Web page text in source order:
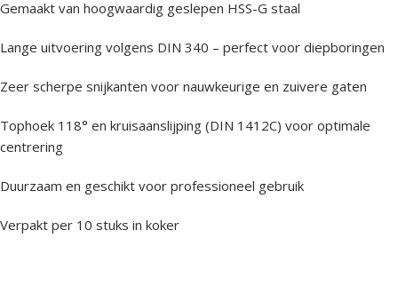
Gemaakt van hoogwaardig geslepen HSS-G staal
Lange uitvoering volgens DIN 340 – perfect voor diepboringen
Zeer scherpe snijkanten voor nauwkeurige en zuivere gaten
Tophoek 118° en kruisaanslijping (DIN 1412C) voor optimale
centrering
Duurzaam en geschikt voor professioneel gebruik
Verpakt per 10 stuks in koker